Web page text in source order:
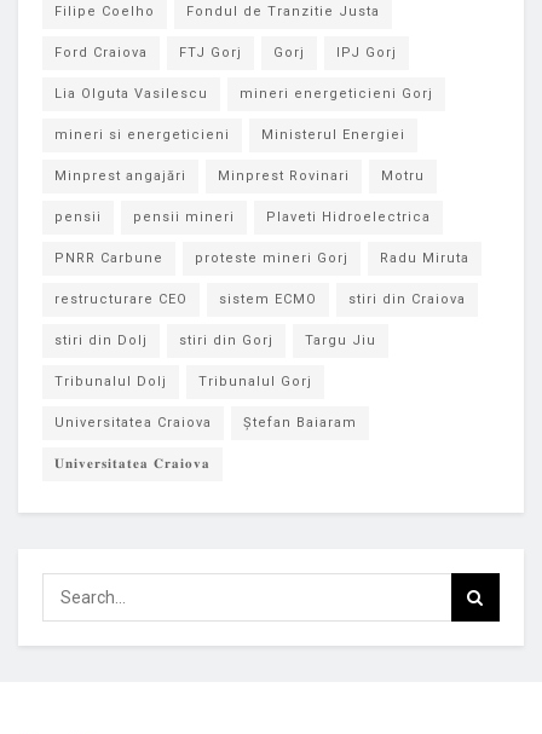
Filipe Coelho Fondul de Tranzitie Justa
Ford Craiova FTJ Gorj Gorj IPJ Gorj
Lia Olguta Vasilescu mineri energeticieni Gorj
mineri si energeticieni Ministerul Energiei
Minprest angajări Minprest Rovinari Motru
pensii pensii mineri Plaveti Hidroelectrica
PNRR Carbune proteste mineri Gorj Radu Miruta
restructurare CEO sistem ECMO stiri din Craiova
stiri din Dolj stiri din Gorj Targu Jiu
Tribunalul Dolj Tribunalul Gorj
Universitatea Craiova Ștefan Baiaram
𝐔𝐧𝐢𝐯𝐞𝐫𝐬𝐢𝐭𝐚𝐭𝐞𝐚 𝐂𝐫𝐚𝐢𝐨𝐯𝐚